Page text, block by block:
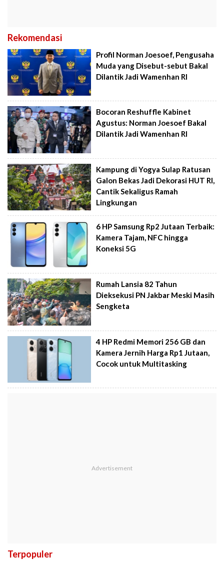
Rekomendasi
Profil Norman Joesoef, Pengusaha
Muda yang Disebut-sebut Bakal
Dilantik Jadi Wamenhan RI
Bocoran Reshuffle Kabinet
Agustus: Norman Joesoef Bakal
Dilantik Jadi Wamenhan RI
Kampung di Yogya Sulap Ratusan
Galon Bekas Jadi Dekorasi HUT RI,
Cantik Sekaligus Ramah
Lingkungan
6 HP Samsung Rp2 Jutaan Terbaik:
Kamera Tajam, NFC hingga
Koneksi 5G
Rumah Lansia 82 Tahun
Dieksekusi PN Jakbar Meski Masih
Sengketa
4 HP Redmi Memori 256 GB dan
Kamera Jernih Harga Rp1 Jutaan,
Cocok untuk Multitasking
Terpopuler